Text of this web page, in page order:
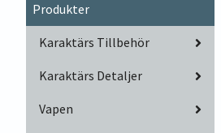
Produkter
Karaktärs Tillbehör
Karaktärs Detaljer
Vapen